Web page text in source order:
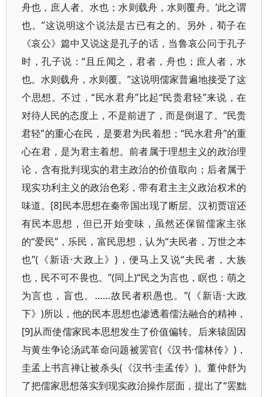
舟也，庶人者、水也；水则载舟，水则覆舟。’此之谓
也。”这说明这个说法是古已有之的。另外，荀子在
《哀公》篇中又说这是孔子的话，当鲁哀公问于孔子
时，孔子说：“且丘闻之，君者，舟也；庶人者，水
也。水则载舟，水则覆。”这说明儒家普遍地接受了这
个思想。不过，“民水君舟”比起“民贵君轻”来说，在
对待人民的态度上，不是前进了，而是倒退了。“民贵
君轻”的重心在民，是要君为民着想；“民水君舟”的重
心在君，是为君主着想。前者属于理想主义的政治理
论，含有批判现实的君主政治的价值取向；后者属于
现实功利主义的政治色彩，带有君主主义政治权术的
味道。[8]民本思想在秦帝国出现了断层。汉初贾谊还
有民本思想，但已开始变味，虽然还保留儒家主张
的“爱民”，乐民，富民思想，认为“夫民者，万世之本
也”(《新语·大政上》)，便马上又说“夫民者，大族
也，民不可不畏也。”(同上)“民之为言也，瞑也；萌之
为言也，盲也。……故民者积愚也。”(《新语·大政
下》)所以，他的民本思想也渗透着儒法融合的精神，
[9]从而使儒家民本思想发生了价值偏转。后来辕固因
与黄生争论汤武革命问题被罢官(《汉书·儒林传》)，
圭孟上书言禅让被杀头(《汉书·圭孟传》)。董仲舒为
了把儒家思想落实到现实政治操作层面，提出了“罢黜